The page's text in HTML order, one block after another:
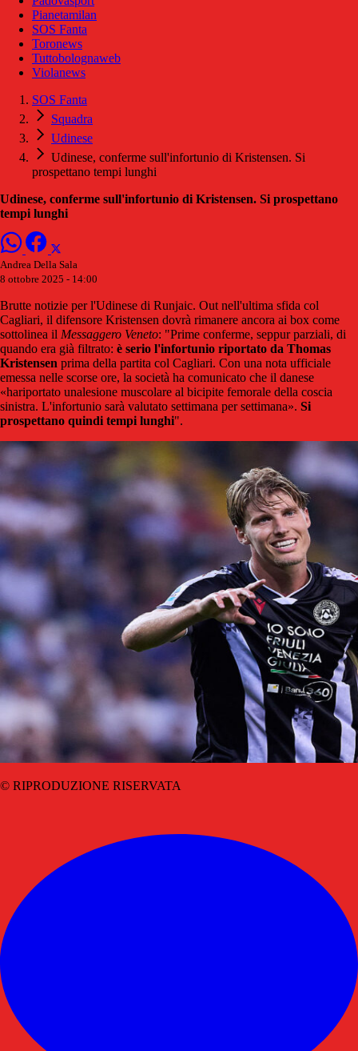
Pianetamilan
SOS Fanta
Toronews
Tuttobolognaweb
Violanews
SOS Fanta
Squadra
Udinese
Udinese, conferme sull'infortunio di Kristensen. Si
prospettano tempi lunghi
Udinese, conferme sull'infortunio di Kristensen. Si prospettano
tempi lunghi
Andrea Della Sala
8 ottobre 2025 - 14:00
Brutte notizie per l'Udinese di Runjaic. Out nell'ultima sfida col
Cagliari, il difensore Kristensen dovrà rimanere ancora ai box come
sottolinea il Messaggero Veneto: "Prime conferme, seppur parziali, di
quando era già filtrato: è serio l'infortunio riportato da Thomas
Kristensen prima della partita col Cagliari. Con una nota ufficiale
emessa nelle scorse ore, la società ha comunicato che il danese
«hariportato unalesione muscolare al bicipite femorale della coscia
sinistra. L'infortunio sarà valutato settimana per settimana». Si
prospettano quindi tempi lunghi".
© RIPRODUZIONE RISERVATA